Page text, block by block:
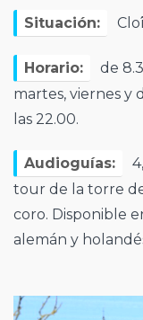
Situación:
Horario:
de
martes, viernes y
las 22.00.
Audioguías:
tour de la torre
coro. Disponible
alemán y